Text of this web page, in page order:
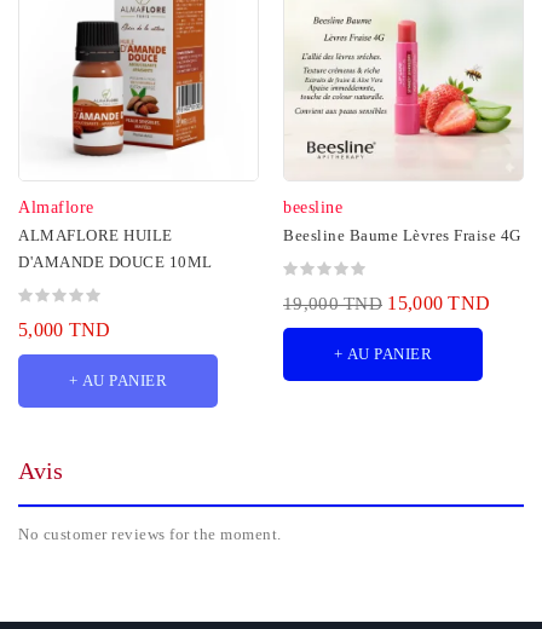
Almaflore
ALMAFLORE HUILE
D'AMANDE DOUCE 10ML
5,000 TND
+ AU PANIER
beesline
Beesline Baume Lèvres Fraise 4G
19,000 TND 15,000 TND
+ AU PANIER
Avis
No customer reviews for the moment.